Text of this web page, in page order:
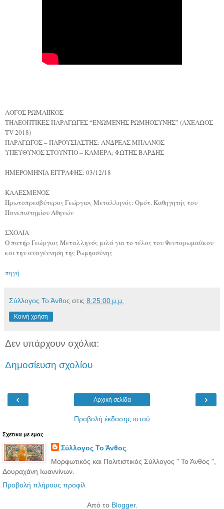
ΛΟΓΟΣ ΡΩΜΑΙΙΚΟΣ
ΤΗΛΕΟΠΤΙΚΕΣ ΠΑΡΑΓΩΓΕΣ “ΕΝΩΜΕΝΗΣ ΡΩΜΗΟΣΥΝΗΣ” (ΑΧΕΛΩΟΣ
TV 2018)
ΠΑΡΑΓΩΓΟΣ – ΠΑΡΟΥΣΙΑΣΤΗΣ: ΑΝΔΡΕΑΣ ΜΠΛΑΝΟΣ
ΥΠΕΥΘΥΝΟΣ ΣΤΟΥΝΤΙΟ – ΚΑΜΕΡΑ: ΦΩΤΗΣ ΒΑΡΔΗΣ
ΗΜΕΡΟΜΗΝΙΑ ΕΓΓΡΑΦΗΣ: 03/12/18
ΚΑΛΕΣΜΕΝΟΣ
Πρωτοπρεσβύτερος Γεώργιος Μεταλληνός: Ομότ. Καθηγητής του
Πανεπιστημίου Αθηνών
ΣΧΟΛΙΑ
Ο πατήρ Γεώργιος Μεταλληνός μιλά για το τέλος του Ψευτορωμαίϊκου
και την αναγέννηση της Ρωμηοσύνης
πηγή
Σύλλογος Το Άνθος στις 8:25:00 μ.μ.
Κοινή χρήση
Δεν υπάρχουν σχόλια:
Δημοσίευση σχολίου
‹ ›
Αρχική σελίδα
Προβολή έκδοσης ιστού
Σχετικα με εμας
Σύλλογος Το Άνθος
Μορφωτικός και Πολιτιστικός Σύλλογος " Το Άνθος ",
Δουραχάνη Ιωαννίνων.
Προβολή πλήρους προφίλ
Από το Blogger.